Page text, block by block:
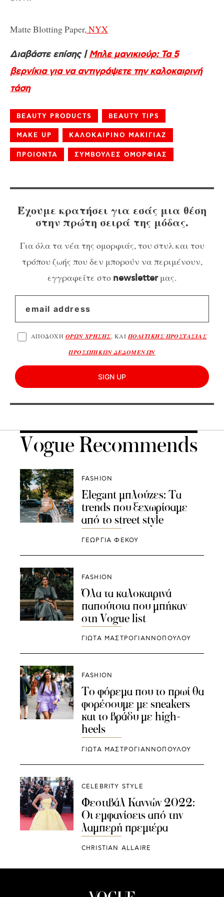
Matte Blotting Paper, NYX
Διαβάστε επίσης |Μπλε μανικιούρ: Τα 5
βερνίκια για να αντιγράψετε την καλοκαιρινή
τάση
BEAUTY PRODUCTS BEAUTY TIPS
MAKE UP ΚΑΛΟΚΑΙΡΙΝΟ ΜΑΚΙΓΙΑΖ
ΠΡΟΙΟΝΤΑ ΣΥΜΒΟΥΛΕΣ ΟΜΟΡΦΙΑΣ
Έχουμε κρατήσει για εσάς μια θέση
στην πρώτη σειρά της μόδας.
Για όλα τα νέα της ομορφιάς, του στυλ και του
τρόπου ζωής που δεν μπορούν να περιμένουν,
εγγραφείτε στο newsletterμας.
ΑΠΟΔΟΧΗ ΟΡΩΝ ΧΡΗΣΗΣ, ΚΑΙ ΠΟΛΙΤΙΚΗΣ ΠΡΟΣΤΑΣΙΑΣ
ΠΡΟΣΩΠΙΚΩΝ ΔΕΔΟΜΕΝΩΝ
SIGN UP
Vogue Recommends
FASHION
Elegant μπλούζες: Τα
trends που ξεχωρίσαμε
από το street style
ΓΕΩΡΓΙΑ ΦΕΚΟΥ
FASHION
Όλα τα καλοκαιρινά
παπούτσια που μπήκαν
στη Vogue list
ΓΙΩΤΑ ΜΑΣΤΡΟΓΙΑΝΝΟΠΟΥΛΟΥ
FASHION
Το φόρεμα που το πρωί θα
φορέσουμε με sneakers
και το βράδυ με high-
heels
ΓΙΩΤΑ ΜΑΣΤΡΟΓΙΑΝΝΟΠΟΥΛΟΥ
CELEBRITY STYLE
Φεστιβάλ Καννών 2022:
Οι εμφανίσεις από την
λαμπερή πρεμιέρα
CHRISTIAN ALLAIRE